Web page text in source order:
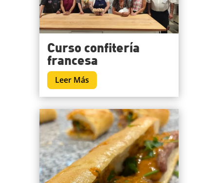
Curso confitería
francesa
Leer Más